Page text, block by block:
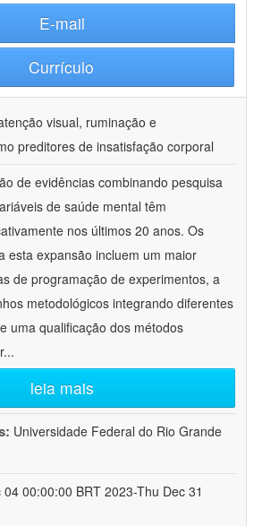
E-mail
Currículo
visual, ruminação e
preditores de insatisfação corporal
de evidências combinando pesquisa
de saúde mental têm
nos últimos 20 anos. Os
esta expansão incluem um maior
de programação de experimentos, a
metodológicos integrando diferentes
uma qualificação dos métodos
...
leia mais
Universidade Federal do Rio Grande
04 00:00:00 BRT 2023-Thu Dec 31